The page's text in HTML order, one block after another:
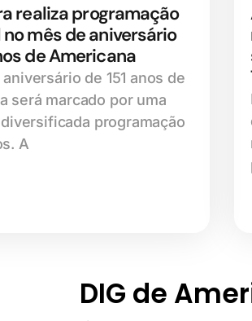
realiza programação
mês de aniversário
de Americana
de 151 anos de
será marcado por uma
programação
A
DIG de